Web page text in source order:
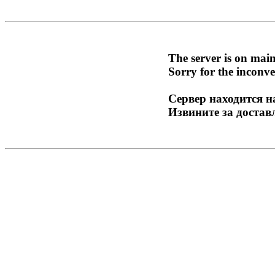
The server is on
Sorry for the
Сервер находится
Извините за